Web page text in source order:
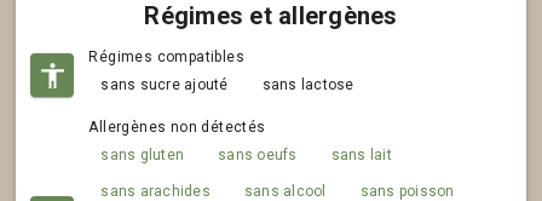
Régimes et allergènes
Régimes compatibles
sans sucre ajouté
sans lactose
Allergènes non détectés
sans gluten
sans oeufs sans lait
sans arachides sans alcool sans poisson